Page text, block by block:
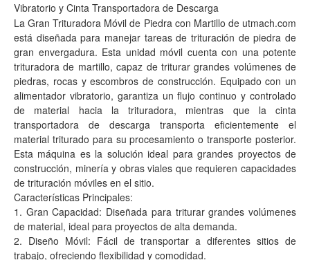
Vibratorio y Cinta Transportadora de Descarga
La Gran Trituradora Móvil de Piedra con Martillo de utmach.com
está diseñada para manejar tareas de trituración de piedra de
gran envergadura. Esta unidad móvil cuenta con una potente
trituradora de martillo, capaz de triturar grandes volúmenes de
piedras, rocas y escombros de construcción. Equipado con un
alimentador vibratorio, garantiza un flujo continuo y controlado
de material hacia la trituradora, mientras que la cinta
transportadora de descarga transporta eficientemente el
material triturado para su procesamiento o transporte posterior.
Esta máquina es la solución ideal para grandes proyectos de
construcción, minería y obras viales que requieren capacidades
de trituración móviles en el sitio.
Características Principales:
1. Gran Capacidad: Diseñada para triturar grandes volúmenes
de material, ideal para proyectos de alta demanda.
2. Diseño Móvil: Fácil de transportar a diferentes sitios de
trabajo, ofreciendo flexibilidad y comodidad.